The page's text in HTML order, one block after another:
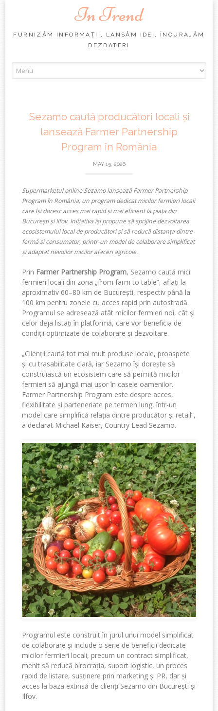
In Trend
FURNIZĂM INFORMAŢII, LANSĂM IDEI, ÎNCURAJĂM
DEZBATERI
to
Sezamo caută producători locali și
lansează Farmer Partnership
Program în România
MAY 15, 2026
Supermarketul online Sezamo lansează Farmer Partnership
Program în România, un program dedicat micilor fermieri locali
care își doresc acces mai rapid și mai eficient la piața din
București și Ilfov. Inițiativa își propune să sprijine dezvoltarea
ecosistemului local de producători și să reducă distanța dintre
fermă și consumator, printr-un model de colaborare simplificat
și adaptat nevoilor micilor afaceri agricole.
Prin Farmer Partnership Program, Sezamo caută mici
fermieri locali din zona „from farm to table”, aflați la
aproximativ 60–80 km de București, respectiv până la
100 km pentru zonele cu acces rapid prin autostradă.
Programul se adresează atât micilor fermieri noi, cât și
celor deja listați în platformă, care vor beneficia de
condiții optimizate de colaborare și dezvoltare.
„Clienții caută tot mai mult produse locale, proaspete
și cu trasabilitate clară, iar Sezamoîși dorește să
construiască un ecosistem care să permită micilor
fermieri să ajungă mai ușor în casele oamenilor.
Farmer Partnership Program este despre acces,
flexibilitate și parteneriate pe termen lung, într-un
model care simplifică relația dintre producător și retail”,
a declarat Michael Kaiser, Country Lead Sezamo.
Programul este construit în jurul unui model simplificat
de colaborare şi include o serie de beneficii dedicate
micilor fermieri locali, precum un contract simplificat,
menit să reducă birocrația, suport logistic, un proces
rapid de listare, susținere prin marketing și PR, dar și
acces la baza extinsă de clienți Sezamo din București și
Ilfov.